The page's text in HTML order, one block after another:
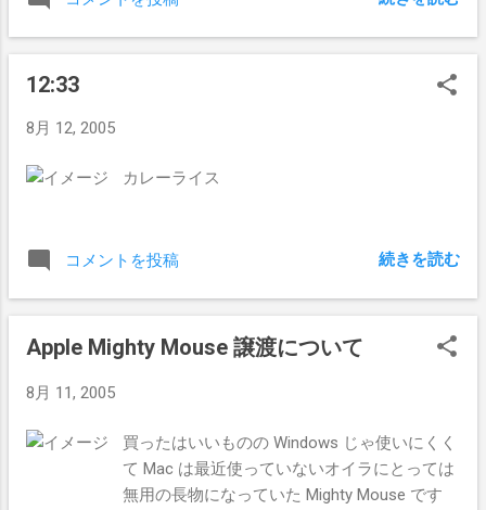
で、今回も GeFORCE FX5200。
12:33
8月 12, 2005
カレーライス
コメントを投稿 続きを読む
Apple Mighty Mouse 譲渡について
8月 11, 2005
買ったはいいものの Windows じゃ使いにくく
て Mac は最近使っていないオイラにとっては
無用の長物になっていた Mighty Mouse です